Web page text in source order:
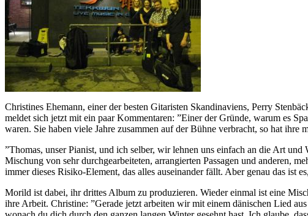
Christines Ehemann, einer der besten Gitaristen Skandinaviens, Perry
meldet sich jetzt mit ein paar Kommentaren: ”Einer der Gründe, warum es
waren. Sie haben viele Jahre zusammen auf der Bühne verbracht, so hat
”Thomas, unser Pianist, und ich selber, wir lehnen uns einfach an die Art
Mischung von sehr durchgearbeiteten, arrangierten Passagen und anderen,
immer dieses Risiko-Element, das alles auseinander fällt. Aber genau das ist
Morild ist dabei, ihr drittes Album zu produzieren. Wieder einmal ist eine
ihre Arbeit. Christine: ”Gerade jetzt arbeiten wir mit einem dänischen Lied